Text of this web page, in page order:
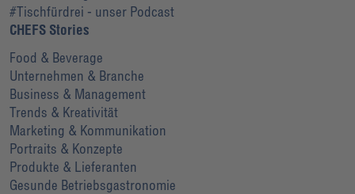
#Tischfürdrei - unser Podcast
CHEFS Stories
Food & Beverage
Unternehmen & Branche
Business & Management
Trends & Kreativität
Marketing & Kommunikation
Portraits & Konzepte
Produkte & Lieferanten
Gesunde Betriebsgastronomie